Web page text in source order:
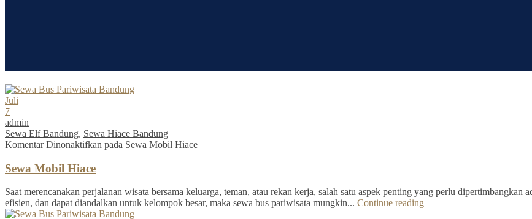
Juli
7
admin
Sewa Elf Bandung, Sewa Hiace Bandung
Komentar Dinonaktifkan pada Sewa Mobil Hiace
Sewa Mobil Hiace
Saat merencanakan perjalanan wisata bersama keluarga, teman, atau rekan kerja, salah satu aspek penting yang perlu
efisien, dan dapat diandalkan untuk kelompok besar, maka sewa bus pariwisata mungkin... Continue reading